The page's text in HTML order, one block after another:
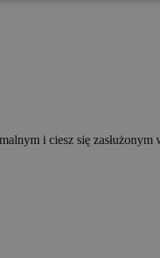
i ciesz się